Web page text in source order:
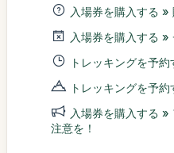
入場券を購入する »
入場券を購入する »
トレッキングを予
トレッキングを予
入場券を購入する
注意を！